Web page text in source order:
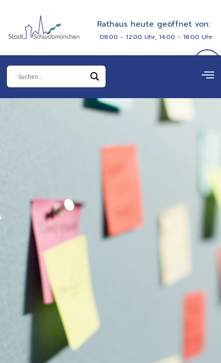
springen
Rathaus heute geöffnet von:
08:00 - 12:00 Uhr, 14:00 - 18:00 Uhr